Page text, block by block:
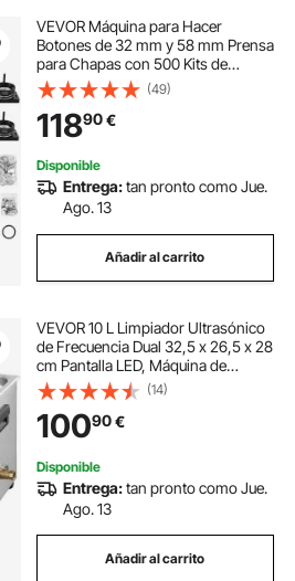
VEVOR Máquina para Hacer
Botones de 32 mm y 58 mm Prensa
para Chapas con 500 Kits de
Botones con Libro Mágico y
Cortador de Círculos Máquina para
Hacer Chapas de Aluminio y ABS
Kit de Personalización
(49)
11890€
Disponible
Entrega:tan pronto como Jue.
Ago. 13
Añadir al carrito
VEVOR 10 L Limpiador Ultrasónico
de Frecuencia Dual 32,5 x 26,5 x 28
cm Pantalla LED, Máquina de
Limpieza Ultrasónica de Doble
Frecuencia 28/40 kHz Limpiador
Ultrasónico de Acero Inoxidable 0-
99 min
(14)
10090€
Disponible
Entrega:tan pronto como Jue.
Ago. 13
Añadir al carrito